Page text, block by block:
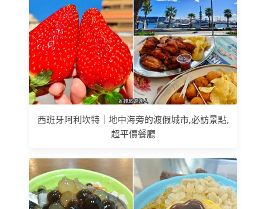
西班牙阿利坎特｜地中海旁的渡假城市,必訪景點,
超平價餐廳